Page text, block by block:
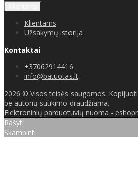
Klientams
Užsakymų istorija
Kontaktai
+37062914416
info@batuotas.lt
2026 © Visos teisės saugomos.
be autorių sutikimo draudžiama.
Elektroninių parduotuvių nuoma -
Rašyti
Skambinti